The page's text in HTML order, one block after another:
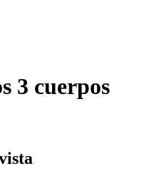
3 cuerpos